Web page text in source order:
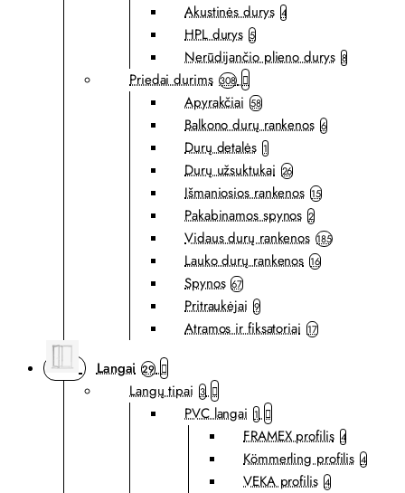
Akustinės durys 4
HPL durys 5
Nerūdijančio plieno durys 8
Priedai durims 308
Apyrakčiai 58
Balkono durų rankenos 6
Durų detalės 1
Durų užsuktukai 26
Išmaniosios rankenos 15
Pakabinamos spynos 2
Vidaus durų rankenos 185
Lauko durų rankenos 16
Spynos 67
Pritraukėjai 9
Atramos ir fiksatoriai 17
Langai 29
Langų tipai 3
PVC langai 1
FRAMEX profilis 4
Kömmerling profilis 4
VEKA profilis 4